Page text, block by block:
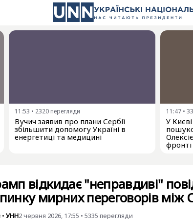
11:53 • 2320 перегляди
Вучич заявив про плани Сербії
збільшити допомогу Україні в
енергетиці та медицині
11:47 •
У
фронті
відкидає "неправдиві"
мирних переговорів
• УНН2 червня 2026, 17:55 • 5335 перегляди